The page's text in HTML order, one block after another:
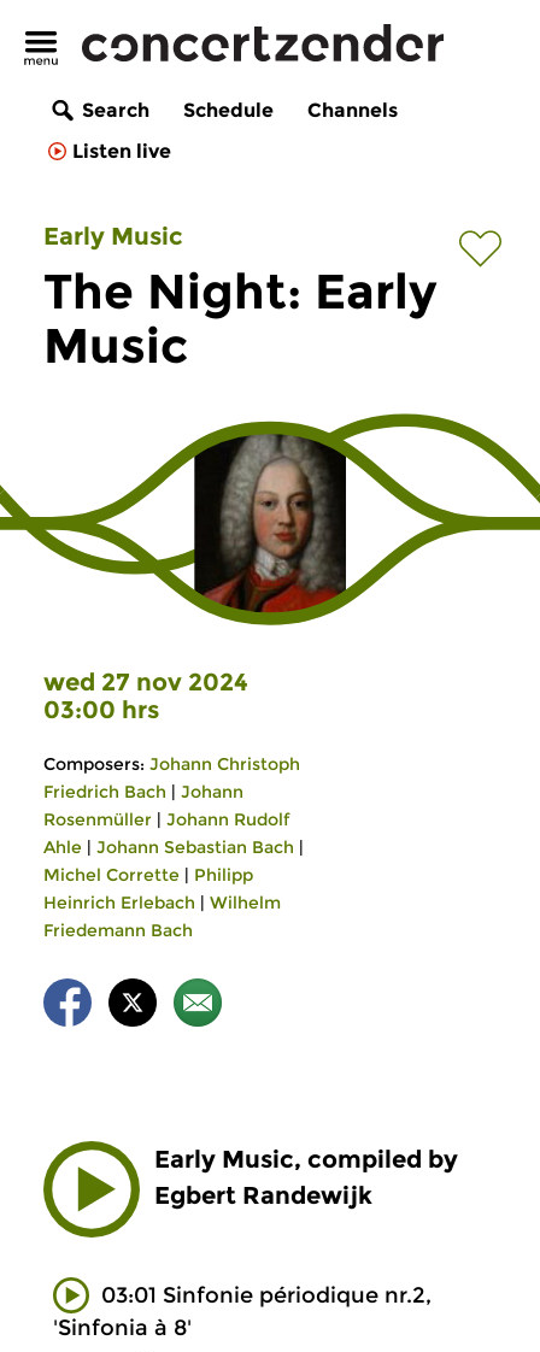
Search Schedule
Channels
Listen live
Early Music
The Night: Early
Music
wed 27 nov 2024
03:00 hrs
Composers: Johann Christoph
Friedrich Bach | Johann
Rosenmüller | Johann Rudolf
Ahle | Johann Sebastian Bach |
Michel Corrette | Philipp
Heinrich Erlebach | Wilhelm
Friedemann Bach
Early Music, compiled by
Egbert Randewijk
03:01 Sinfonie périodique nr.2,
'Sinfonia à 8'